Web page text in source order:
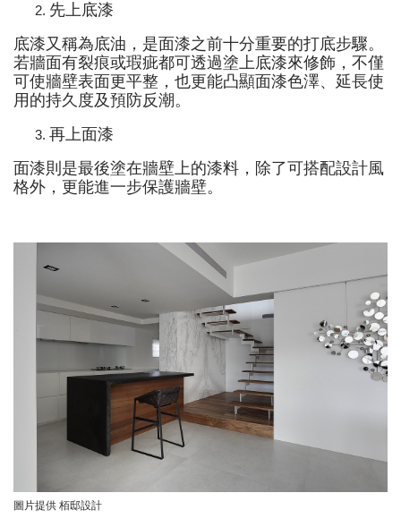
先上底漆
底漆又稱為底油，是面漆之前十分重要的打底步驟。
若牆面有裂痕或瑕疵都可透過塗上底漆來修飾，不僅
可使牆壁表面更平整，也更能凸顯面漆色澤、延長使
用的持久度及預防反潮。
再上面漆
面漆則是最後塗在牆壁上的漆料，除了可搭配設計風
格外，更能進一步保護牆壁。
圖片提供 栢邸設計